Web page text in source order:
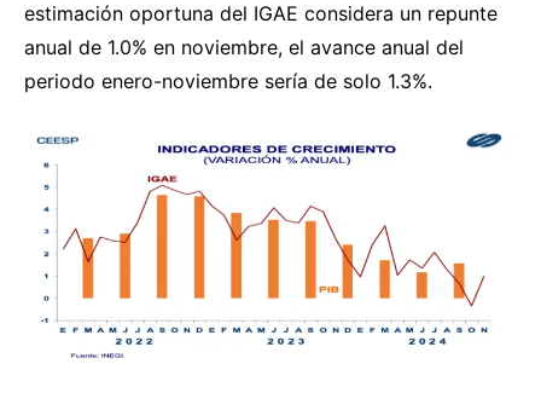
estimación oportuna del IGAE considera un repunte
anual de 1.0% en noviembre, el avance anual del
periodo enero-noviembre sería de solo 1.3%.